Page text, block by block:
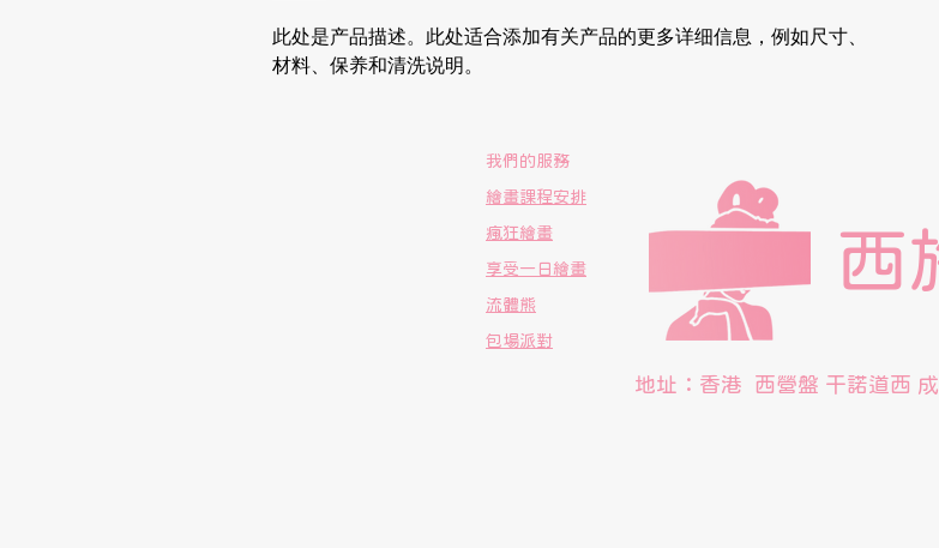
此处是产品描述。此处适合添加有关产品的更多详细信息，例如尺寸、
材料、保养和清洗说明。
地址：香港 西營盤 干諾道西
我們的服務
繪畫課程安排
瘋狂繪畫
享受一日繪畫
流體熊
包場派對
西